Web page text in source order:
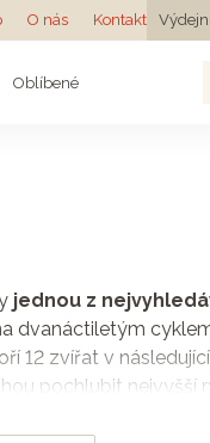
O nás Kontakt
Oblíbené
jednou z
dvanáctiletým
12 zvířat v
pochlubit nejvyšší